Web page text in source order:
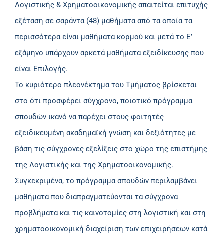
Λογιστικής & Χρηματοοικονομικής απαιτείται επιτυχής
εξέταση σε σαράντα (48) μαθήματα από τα οποία τα
περισσότερα είναι μαθήματα κορμού και μετά το Ε’
εξάμηνο υπάρχουν αρκετά μαθήματα εξειδίκευσης που
είναι Επιλογής.
Το κυριότερο πλεονέκτημα του Τμήματος βρίσκεται
στο ότι προσφέρει σύγχρονο, ποιοτικό πρόγραμμα
σπουδών ικανό να παρέχει στους φοιτητές
εξειδικευμένη ακαδημαϊκή γνώση και δεξιότητες με
βάση τις σύγχρονες εξελίξεις στο χώρο της επιστήμης
της Λογιστικής και της Χρηματοοικονομικής.
Συγκεκριμένα, το πρόγραμμα σπουδών περιλαμβάνει
μαθήματα που διαπραγματεύονται τα σύγχρονα
προβλήματα και τις καινοτομίες στη λογιστική και στη
χρηματοοικονομική διαχείριση των επιχειρήσεων κατά